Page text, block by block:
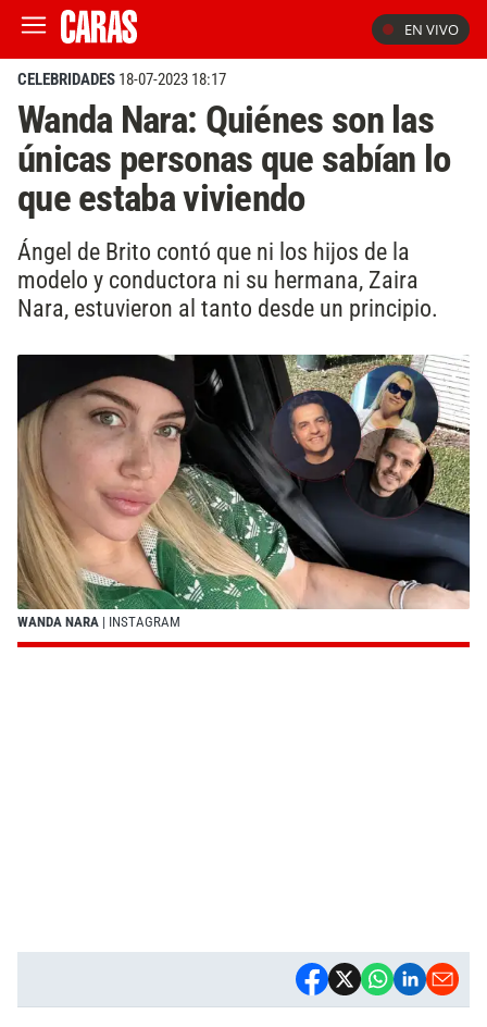
EN VIVO
CELEBRIDADES 18-07-2023 18:17
Wanda Nara: Quiénes son las
únicas personas que sabían lo
que estaba viviendo
Ángel de Brito contó que ni los hijos de la
modelo y conductora ni su hermana, Zaira
Nara, estuvieron al tanto desde un principio.
WANDA NARA | INSTAGRAM